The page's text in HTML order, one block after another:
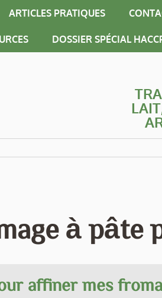
ARTICLES PRATIQUES
DOSSIER SPÉCIAL
à pâte
affiner mes